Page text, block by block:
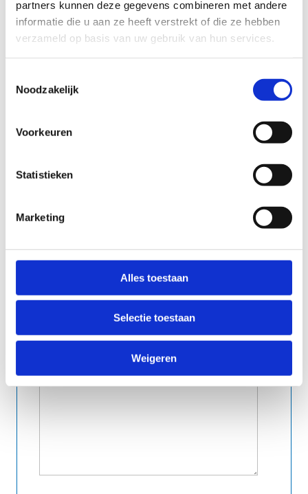
partners kunnen deze gegevens combineren met andere
informatie die u aan ze heeft verstrekt of die ze hebben
verzameld op basis van uw gebruik van hun services.
Noodzakelijk
Voorkeuren
Statistieken
Marketing
Alles toestaan
Selectie toestaan
Weigeren
4de leerjaar BO
5de leerjaar BO
6de leerjaar BO
1ste graad SO
Met de bus
Heb je nog iets extra nodig?